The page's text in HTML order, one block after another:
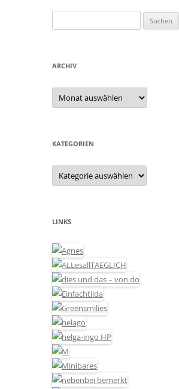
nach:
ARCHIV
Archiv
KATEGORIEN
Kategorien
LINKS